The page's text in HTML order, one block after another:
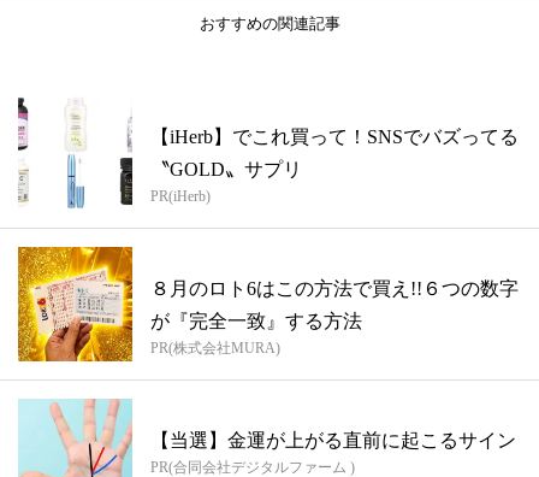
おすすめの関連記事
【iHerb】でこれ買って！SNSでバズってる
〝GOLD〟サプリ
PR(iHerb)
８月のロト6はこの方法で買え!!６つの数字
が『完全一致』する方法
PR(株式会社MURA)
【当選】金運が上がる直前に起こるサイン
PR(合同会社デジタルファーム )